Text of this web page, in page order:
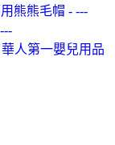
熊熊毛帽 - ---
華人第一嬰兒用品